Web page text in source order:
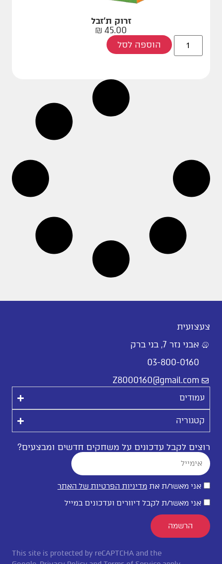
זרוק ת'זבל
45.00
₪
הוספה לסל
צעצועית
אבני נזר 7, בני ברק
03-800-0160
Z8000160@gmail.com
עמודים
קטגוריה
רוצים לקבל עדכונים על משחקים חדשים ומבצעים?
אני מאשר/ת את מדיניות הפרטיות של האתר
אני מאשר/ת לקבל דיוורים ועדכונים במייל
הרשמה
This site is protected by reCAPTCHA and the